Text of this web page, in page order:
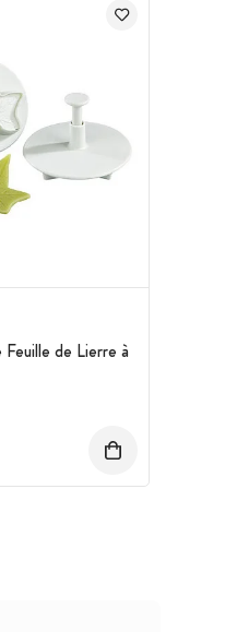
de Lierre à